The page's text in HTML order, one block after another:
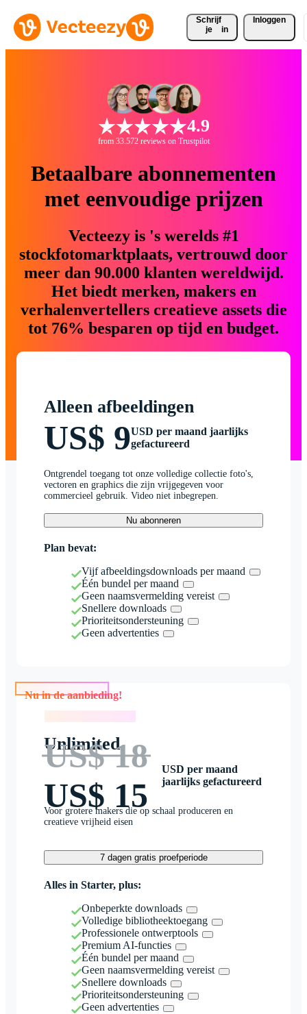
Schrijf
je
in
Inloggen
4.9
from 33.572 reviews on Trustpilot
Betaalbare abonnementen
met eenvoudige prijzen
Vecteezy is 's werelds #1
stockfotomarktplaats, vertrouwd door
meer dan 90.000 klanten wereldwijd.
Het biedt merken, makers en
verhalenvertellers creatieve assets die
tot 76% besparen op tijd en budget.
Alleen afbeeldingen
US$ 9USD per maand jaarlijks
gefactureerd
Ontgrendel toegang tot onze volledige collectie foto's,
vectoren en graphics die zijn vrijgegeven voor
commercieel gebruik. Video niet inbegrepen.
Nu abonneren
Plan bevat:
Vijf afbeeldingsdownloads per maand
Één bundel per maand
Geen naamsvermelding vereist
Snellere downloads
Prioriteitsondersteuning
Geen advertenties
Nu in de aanbieding!
Unlimited
US$ 18
US$ 15
USD per maand
jaarlijks gefactureerd
Voor grotere makers die op schaal produceren en
creatieve vrijheid eisen
7 dagen gratis proefperiode
Alles in Starter, plus:
Onbeperkte downloads
Volledige bibliotheektoegang
Professionele ontwerptools
Premium AI-functies
Één bundel per maand
Geen naamsvermelding vereist
Snellere downloads
Prioriteitsondersteuning
Geen advertenties